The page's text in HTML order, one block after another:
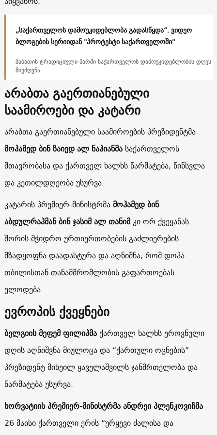
„საქართველოს დამოუკიდებლობა გადასწყდა“. ვიდეო
ბლოგების სერიიდან "პროტესტი საქართველოში"
შაბათის ტრადიციული მარში საქართველოს დამოუკიდებლობის დღეს
მიეძღვნა
არაბთა გაერთიანებული
საამიროები და კატარი
არაბთა გაერთიანებული საამიროების პრეზიდენტმა
მოჰამედ ბინ ზაიედ ალ ნაჰიანმასაქართველოს
მთავრობასა და ქართველ ხალხს წარმატება, წინსვლა
და კეთილდღეობა უსურვა.
კატარის პრემიერ-მინისტრმამოჰამედ ბინ
აბდულრაჰმან ბინ ჯასიმ ალ თანიმკი ორ ქვეყანას
შორის მჭიდრო ურთიერთობების გაძლიერების
მზადყოფნა დაადასტურა და აღნიშნა, რომ დოჰა
თბილისთან თანამშრომლობის გაფართოებას
ელოდება.
ევროპის ქვეყნები
ბელგიის მეფემ ფილიპმაქართველ ხალხს ეროვნული
დღის აღნიშვნა მიულოცა და “ქართული ოცნების”
პრეზიდენტ მიხეილ ყაველაშვილს ჯანმრთელობა და
წარმატება უსურვა.
ხორვატიის პრემიერ-მინისტრმა ანდრეი პლენკოვიჩმა
26 მაისი ქართველი ერის “ურყევი ძალისა და